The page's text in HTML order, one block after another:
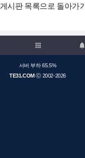
게시판 목록으로 돌아가기
apps 
서버 부하 65.5%
TE31.COMⓒ 2002-2026